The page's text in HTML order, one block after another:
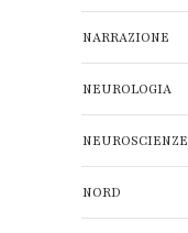
NARRAZIONE
NEUROLOGIA
NEUROSCIENZE
NORD